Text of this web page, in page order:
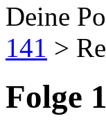
Deine
141 >
Folge